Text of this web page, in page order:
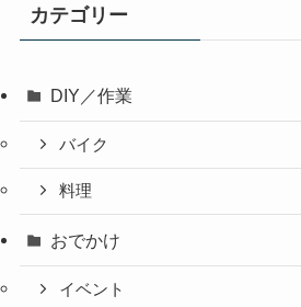
カテゴリー
DIY／作業
バイク
料理
おでかけ
イベント